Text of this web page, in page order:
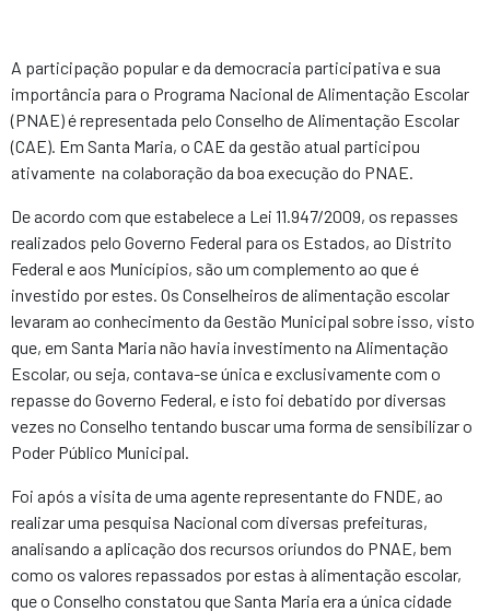
A participação popular e da democracia participativa e sua
importância para o Programa Nacional de Alimentação Escolar
(PNAE) é representada pelo Conselho de Alimentação Escolar
(CAE). Em Santa Maria, o CAE da gestão atual participou
ativamente na colaboração da boa execução do PNAE.
De acordo com que estabelece a Lei 11.947/2009, os repasses
realizados pelo Governo Federal para os Estados, ao Distrito
Federal e aos Municípios, são um complemento ao que é
investido por estes. Os Conselheiros de alimentação escolar
levaram ao conhecimento da Gestão Municipal sobre isso, visto
que, em Santa Maria não havia investimento na Alimentação
Escolar, ou seja, contava-se única e exclusivamente com o
repasse do Governo Federal, e isto foi debatido por diversas
vezes no Conselho tentando buscar uma forma de sensibilizar o
Poder Público Municipal.
Foi após a visita de uma agente representante do FNDE, ao
realizar uma pesquisa Nacional com diversas prefeituras,
analisando a aplicação dos recursos oriundos do PNAE, bem
como os valores repassados por estas à alimentação escolar,
que o Conselho constatou que Santa Maria era a única cidade